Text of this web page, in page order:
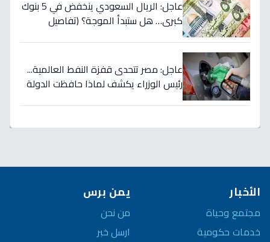
عاجل: الريال السعودي ينخفض في 5 بنوك
كبرى… هل ستبدأ الموجة؟ (تفاصيل
عاجل: مصر تتحدى قفزة النفط العالمية...
رئيس الوزراء يكشف لماذا حافظت الدولة
الأخبار
مجتمع وحياة
خدمات حكومية
يمن برس
من نحن
ارسل خبر